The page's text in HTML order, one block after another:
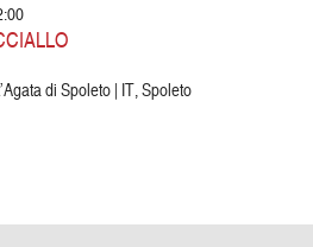
di Spoleto | IT, Spoleto